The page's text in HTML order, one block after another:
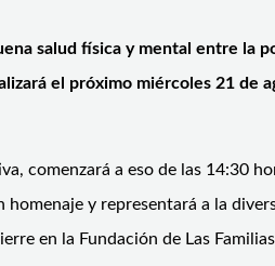
salud física y mental entre la
el próximo miércoles 21 de
comenzará a eso de las 14:30
homenaje y representará a la
en la Fundación de Las